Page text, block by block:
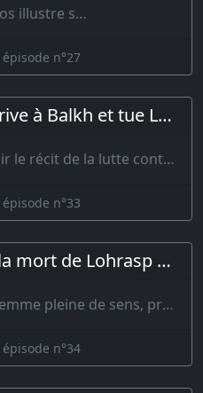
illustre s…
n°27
L'armée d'Ardjasp arrive à Balkh et tue Lohrasp
Je vais maintenant rajeunir le récit de la lutte contre Ardjasp, et, pa…
n°33
Guschtasp apprend la mort de Lohrasp et marche vers Balkh
Or Guschtasp avait une femme pleine de sens, prudente, rempli…
n°34